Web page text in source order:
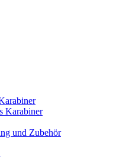
Karabiner
und Zubehör